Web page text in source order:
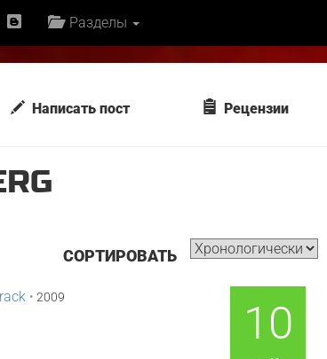
Разделы
Написать пост Рецензии
СОРТИРОВАТЬ
10
• 2009